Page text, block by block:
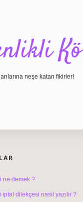
neşe katan fikirler!
ne demek ?
iptal dilekçesi nasıl yazılır ?